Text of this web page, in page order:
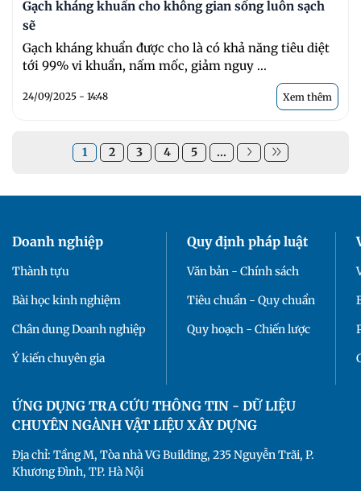
Gạch kháng khuẩn cho không gian sống luôn sạch
sẽ
Gạch kháng khuẩn được cho là có khả năng tiêu diệt
tới 99% vi khuẩn, nấm mốc, giảm nguy ...
24/09/2025 - 14:48 Xem thêm
1 2 3 4 5 ...
Doanh nghiệp
Thành tựu
Bài học kinh nghiệm
Chân dung Doanh nghiệp
Ý kiến chuyên gia
Quy định pháp luật
Văn bản - Chính sách
Tiêu chuẩn - Quy chuẩn
Quy hoạch - Chiến lược
ỨNG DỤNG TRA CỨU THÔNG TIN - DỮ LIỆU
CHUYÊN NGÀNH VẬT LIỆU XÂY DỰNG
Địa chỉ: Tầng M, Tòa nhà VG Building, 235 Nguyễn Trãi, P.
Khương Đình, TP. Hà Nội